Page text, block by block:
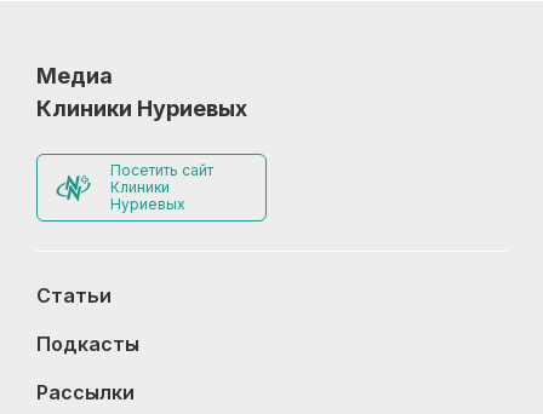
Медиа
Клиники Нуриевых
Посетить сайт
Клиники
Нуриевых
Статьи
Подкасты
Рассылки